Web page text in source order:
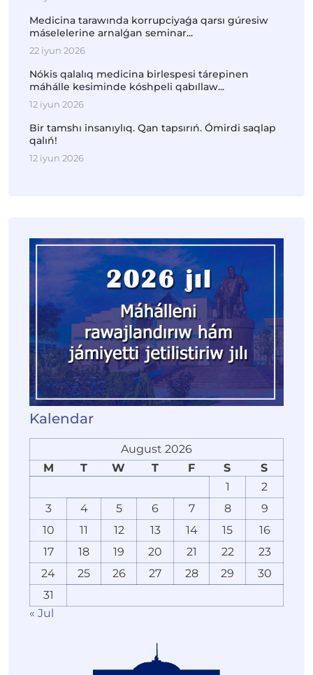
Medicina tarawında korrupciyaǵa qarsı gúresiw
máselelerine arnalǵan seminar...
22 iyun 2026
Nókis qalalıq medicina birlespesi tárepinen
máhálle kesiminde kóshpeli qabıllaw...
12 iyun 2026
Bir tamshı insanıylıq. Qan tapsırıń. Ómirdi saqlap
qalıń!
12 iyun 2026
Kalendar
August 2026
M
T W T F S
S
1
2
3
4 5 6 7 8
9
10
11 12 13 14 15
16
17
18 19 20 21 22
23
24
25 26 27 28 29
30
31
« Jul